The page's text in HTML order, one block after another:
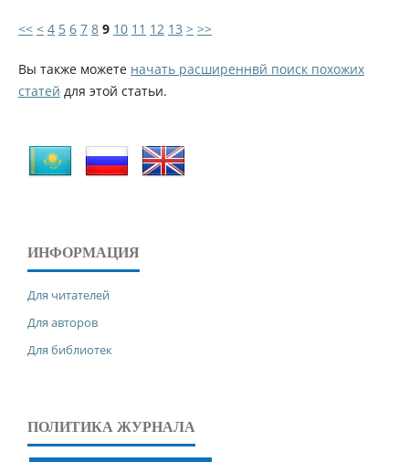
<< < 4 5 6 7 8 9 10 11 12 13 > >>
Вы также можете начать расширеннвй поиск похожих
статей для этой статьи.
ИНФОРМАЦИЯ
Для читателей
Для авторов
Для библиотек
ПОЛИТИКА ЖУРНАЛА